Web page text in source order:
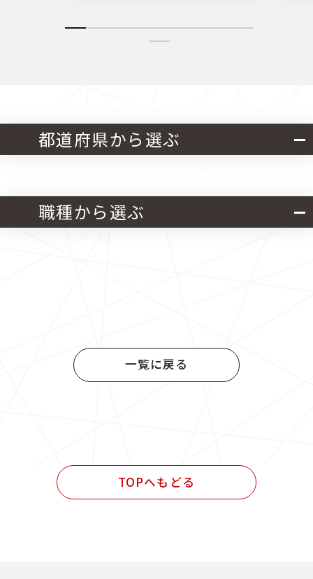
都道府県から選ぶ
北海道・東北 関東
職種から選ぶ
官公庁発注 設計・施工管理業務
民間発注 設計・施工管理業務
一覧に戻る
TOPへもどる